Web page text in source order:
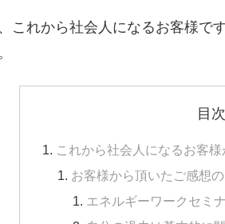
これから社会人になるお客様で
目
これから社会人になるお客
お客様から頂いたご感想
エネルギーワークセミ